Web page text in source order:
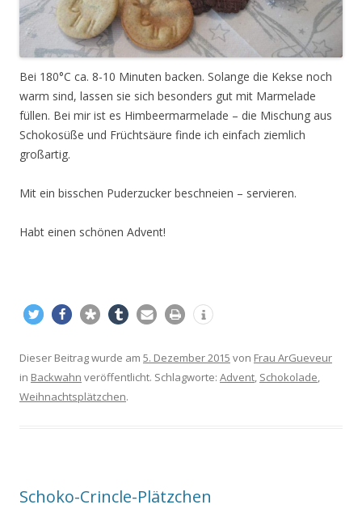
Bei 180°C ca. 8-10 Minuten backen. Solange die Kekse noch
warm sind, lassen sie sich besonders gut mit Marmelade
füllen. Bei mir ist es Himbeermarmelade – die Mischung aus
Schokosüße und Früchtsäure finde ich einfach ziemlich
großartig.
Mit ein bisschen Puderzucker beschneien – servieren.
Habt einen schönen Advent!
Dieser Beitrag wurde am 5. Dezember 2015 von Frau ArGueveur
in Backwahn veröffentlicht. Schlagworte: Advent, Schokolade,
Weihnachtsplätzchen.
Schoko-Crincle-Plätzchen